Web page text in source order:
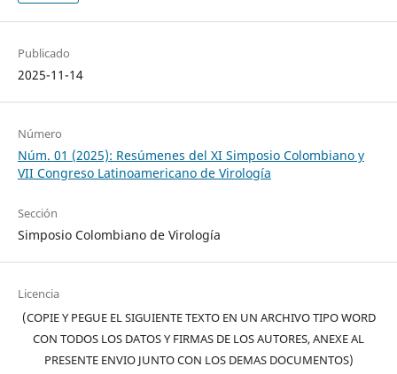
Publicado
2025-11-14
Número
Núm. 01 (2025): Resúmenes del XI Simposio Colombiano y
VII Congreso Latinoamericano de Virología
Sección
Simposio Colombiano de Virología
Licencia
(COPIE Y PEGUE EL SIGUIENTE TEXTO EN UN ARCHIVO TIPO WORD
CON TODOS LOS DATOS Y FIRMAS DE LOS AUTORES, ANEXE AL
PRESENTE ENVIO JUNTO CON LOS DEMAS DOCUMENTOS)